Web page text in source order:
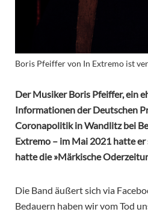
Boris Pfeiffer von In Extremo ist
Der Musiker Boris Pfeiffer, ein
Informationen der Deutschen
Coronapolitik in Wandlitz bei
Extremo – im Mai 2021 hatte
hatte die »Märkische
Die Band äußert sich via
Bedauern haben wir vom Tod